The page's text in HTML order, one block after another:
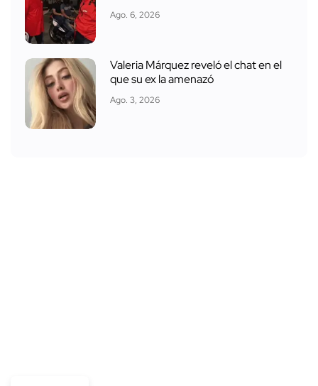
Ago. 6, 2026
Valeria Márquez reveló el chat en el
que su ex la amenazó
Ago. 3, 2026